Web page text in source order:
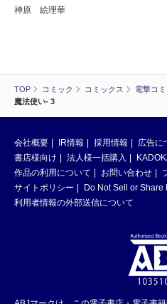
TOP コミック コミックス 電撃コ
魔法使い- 3
神原 絵理華
会社概要 IR情報 採用情報 広告に
書店様向け
法人様一括購入
作品の利用について
お問い合わせ
サイトポリシー
Do Not Sell or Share
利用者情報の外部送信について